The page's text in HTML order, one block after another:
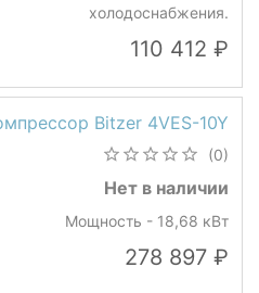
холодоснабжения.
110 412
Bitzer 4VES-10Y
(0)
Нет в наличии
Мощность - 18,68 кВт
278 897